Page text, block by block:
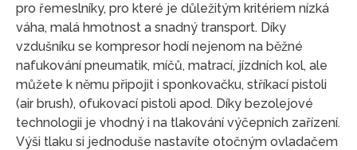
pro řemeslníky, pro které je důležitým kritériem nízká
váha, malá hmotnost a snadný transport. Díky
vzdušníku se kompresor hodí nejenom na běžné
nafukování pneumatik, míčů, matrací, jízdních kol, ale
můžete k němu připojit i sponkovačku, stříkací pistoli
(air brush), ofukovací pistoli apod. Díky bezolejové
technologii je vhodný i na tlakování výčepních zařízení.
Výši tlaku si jednoduše nastavíte otočným ovladačem